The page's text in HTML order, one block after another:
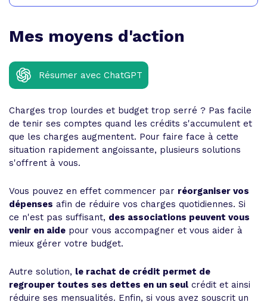
Mes moyens d'action
Résumer avec ChatGPT
Charges trop lourdes et budget trop serré ? Pas facile
de tenir ses comptes quand les crédits s'accumulent et
que les charges augmentent. Pour faire face à cette
situation rapidement angoissante, plusieurs solutions
s'offrent à vous.
Vous pouvez en effet commencer par réorganiser vos
dépenses afin de réduire vos charges quotidiennes. Si
ce n'est pas suffisant, des associations peuvent vous
venir en aide pour vous accompagner et vous aider à
mieux gérer votre budget.
Autre solution, le rachat de crédit permet de
regrouper toutes ses dettes en un seul crédit et ainsi
réduire ses mensualités. Enfin, si vous avez souscrit un